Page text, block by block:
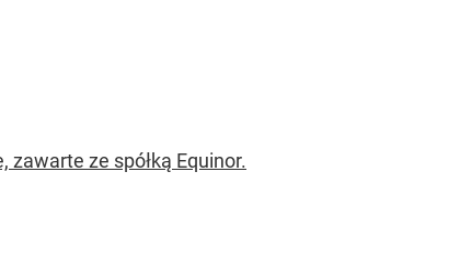
zawarte ze spółką Equinor.